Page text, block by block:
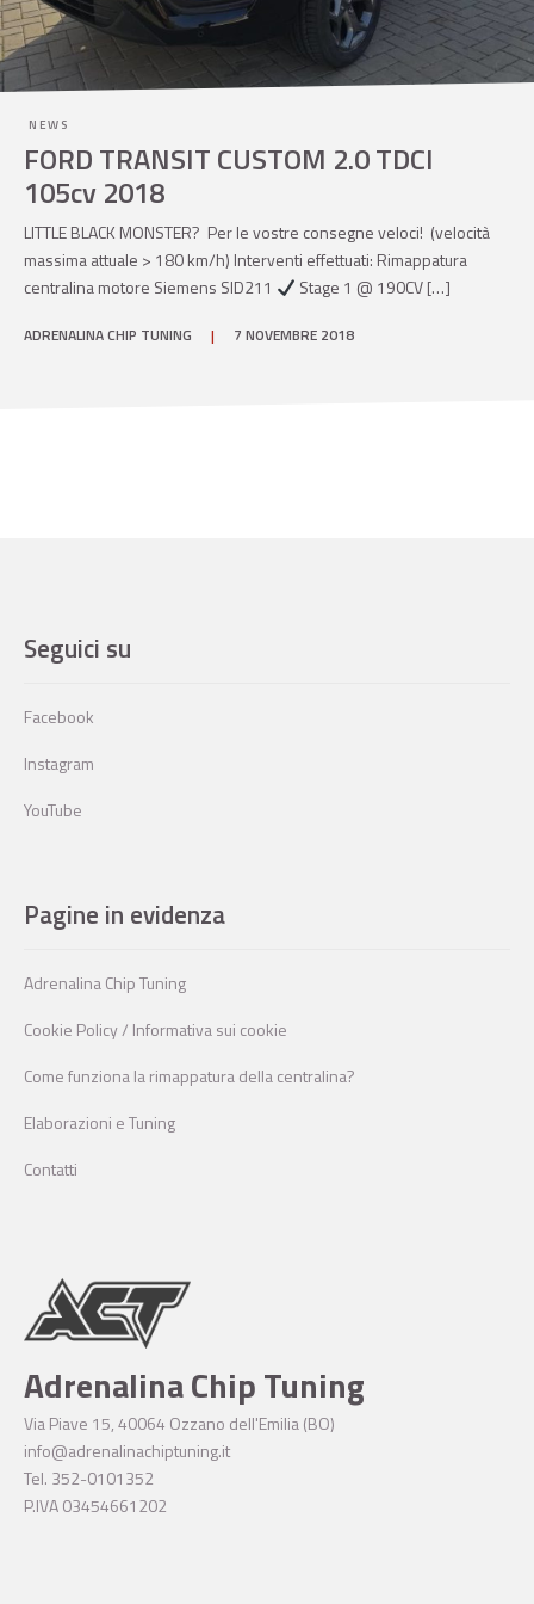
NEWS
FORD TRANSIT CUSTOM 2.0 TDCI
105cv 2018
LITTLE BLACK MONSTER? Per le vostre consegne veloci! (velocità
massima attuale > 180 km/h) Interventi effettuati: Rimappatura
centralina motore Siemens SID211
Stage 1 @ 190CV […]
ADRENALINA CHIP TUNING | 7 NOVEMBRE 2018
Adrenalina Chip Tuning
Via Piave 15, 40064 Ozzano dell'Emilia (BO)
info@adrenalinachiptuning.it
Tel. 352-0101352
P.IVA 03454661202
Pagine in evidenza
Adrenalina Chip Tuning
Cookie Policy / Informativa sui cookie
Come funziona la rimappatura della centralina?
Elaborazioni e Tuning
Contatti
Seguici su
Facebook
Instagram
YouTube